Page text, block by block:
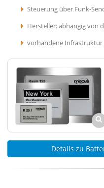
Steuerung über Funk-
Hersteller: abhängig von
vorhandene
Details zu